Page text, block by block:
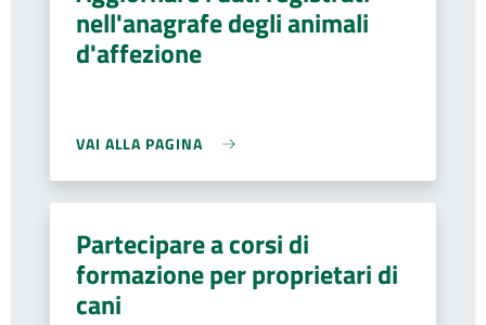
nell'anagrafe degli animali
d'affezione
VAI ALLA PAGINA
Partecipare a corsi di
formazione per proprietari di
cani